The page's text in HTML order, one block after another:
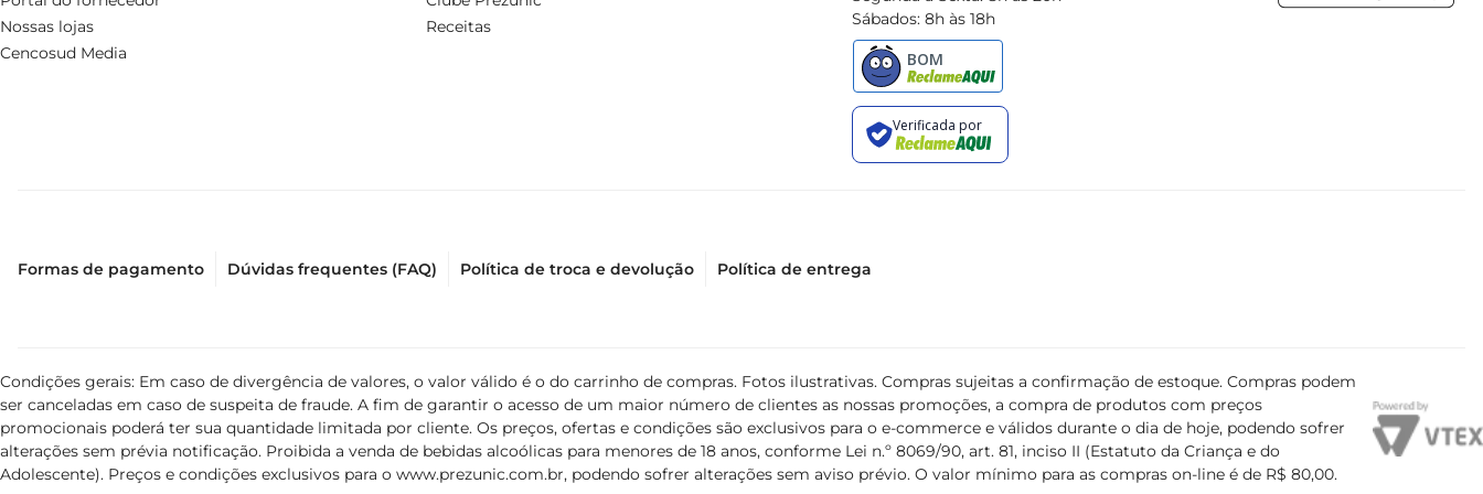
Nossas lojas
Cencosud Media
Receitas
Sábados: 8h às 18h
Formas de pagamento Dúvidas frequentes (FAQ) Política de troca e devolução Política de entrega
Condições gerais: Em caso de divergência de valores, o valor válido é o do carrinho de compras. Fotos ilustrativas. Compras sujeitas a confirmação de estoque. Compras podem
ser canceladas em caso de suspeita de fraude. A fim de garantir o acesso de um maior número de clientes as nossas promoções, a compra de produtos com preços
promocionais poderá ter sua quantidade limitada por cliente. Os preços, ofertas e condições são exclusivos para o e-commerce e válidos durante o dia de hoje, podendo sofrer
alterações sem prévia notificação. Proibida a venda de bebidas alcoólicas para menores de 18 anos, conforme Lei n.º 8069/90, art. 81, inciso II (Estatuto da Criança e do
Adolescente). Preços e condições exclusivos para o www.prezunic.com.br, podendo sofrer alterações sem aviso prévio. O valor mínimo para as compras on-line é de R$ 80,00.